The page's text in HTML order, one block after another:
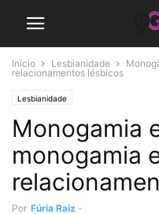
Início Lesbianidade
relacionamentos lésbicos
Lesbianidade
Monogamia
monogamia
Por Fúria Raiz -